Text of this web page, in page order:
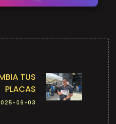
TUS
PLACAS
06-03